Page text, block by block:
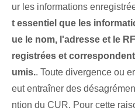
ur les informations
t essentiel que les
ue le nom, l'adresse et le
registrées et
umis.. Toute divergence ou
eut entraîner des
ntion du CUR. Pour cette